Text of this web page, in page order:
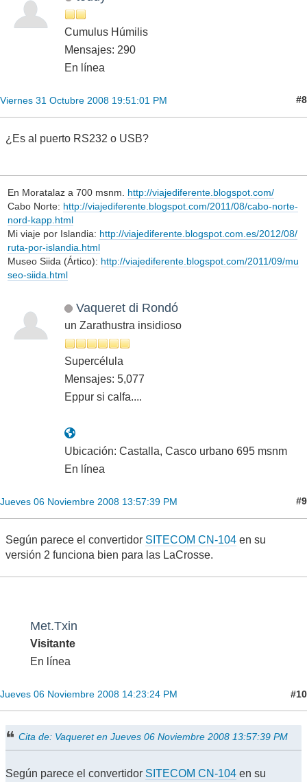
Cumulus Húmilis
Mensajes: 290
En línea
Viernes 31 Octubre 2008 19:51:01 PM #8
¿Es al puerto RS232 o USB?
En Moratalaz a 700 msnm. http://viajediferente.blogspot.com/
Cabo Norte: http://viajediferente.blogspot.com/2011/08/cabo-norte-
nord-kapp.html
Mi viaje por Islandia: http://viajediferente.blogspot.com.es/2012/08/
ruta-por-islandia.html
Museo Siida (Ártico): http://viajediferente.blogspot.com/2011/09/mu
seo-siida.html
Vaqueret di Rondó
un Zarathustra insidioso
Supercélula
Mensajes: 5,077
Eppur si calfa....
Ubicación: Castalla, Casco urbano 695 msnm
En línea
Jueves 06 Noviembre 2008 13:57:39 PM #9
Según parece el convertidor SITECOM CN-104 en su
versión 2 funciona bien para las LaCrosse.
Met.Txin
Visitante
En línea
Jueves 06 Noviembre 2008 14:23:24 PM #10
Cita de: Vaqueret en Jueves 06 Noviembre 2008 13:57:39 PM
Según parece el convertidor SITECOM CN-104 en su